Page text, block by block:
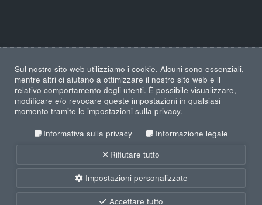
Sul nostro sito web utilizziamo i cookie. Alcuni sono essenziali,
mentre altri ci aiutano a ottimizzare il nostro sito web e il
relativo comportamento degli utenti. È possibile visualizzare,
modificare e/o revocare queste impostazioni in qualsiasi
momento tramite le impostazioni sulla privacy.
Informativa sulla privacy
Informazione legale
Rifiutare tutto
Impostazioni personalizzate
Accettare tutto